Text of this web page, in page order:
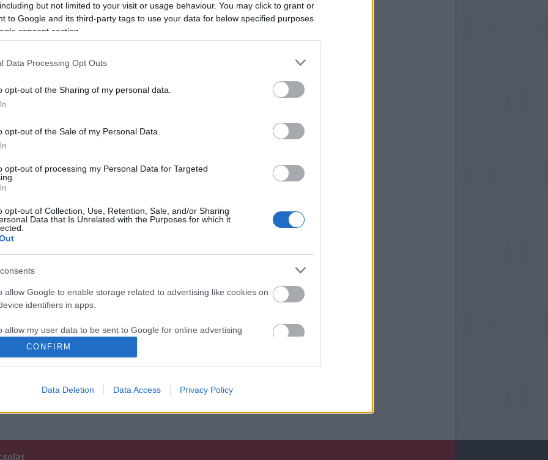
but not limited to your visit or usage behaviour. You may click to grant or
to Google and its third-party tags to use your data for below specified purposes
consent section.
Data Processing Opt Outs
opt-out of the Sharing of my personal data.
opt-out of the Sale of my Personal Data.
opt-out of processing my Personal Data for Targeted
opt-out of Collection, Use, Retention, Sale, and/or Sharing
Data that Is Unrelated with the Purposes for which it
allow Google to enable storage related to advertising like cookies on
identifiers in apps.
allow my user data to be sent to Google for online advertising
allow Google to send me personalized advertising.
allow Google to enable storage related to analytics like cookies on
identifiers in apps.
CONFIRM
Data Deletion Data Access Privacy Policy
Adobe Flash Player szükséges!
BARNABÁS: A
FESZTIVÁL
AKADÉMIA
BUDAPEST
JUBILEUMI 10.
ÉVADA
A FITOS DEZSŐ
TÁRSULATTAL
OLIMPIKONOK A
DEPECHE MODE
SHOW AZ MVM
tartalomnak minősülnek, értük a
a blog szerkesztőjéhez. Részletek aFelhasználási feltételekben
Hírlevél feliratkozás